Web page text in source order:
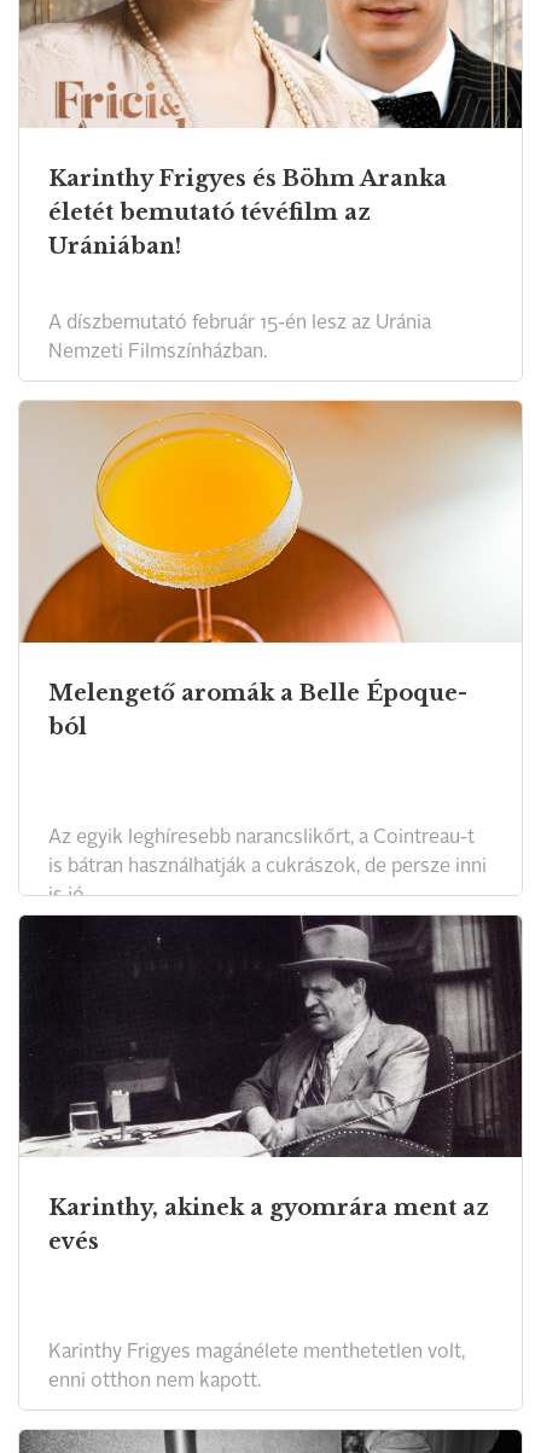
Karinthy Frigyes és Böhm Aranka
életét bemutató tévéfilm az
Urániában!
A díszbemutató február 15-én lesz az Uránia
Nemzeti Filmszínházban.
Melengető aromák a Belle Époque-
ból
Az egyik leghíresebb narancslikőrt, a Cointreau-t
is bátran használhatják a cukrászok, de persze inni
is jó.
Karinthy, akinek a gyomrára ment az
evés
Karinthy Frigyes magánélete menthetetlen volt,
enni otthon nem kapott.